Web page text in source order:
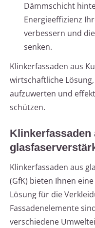
Dämmschicht
Energieeffizienz
verbessern und
senken.
Klinkerfassaden aus
wirtschaftliche
aufzuwerten und
schützen.
Klinkerfassaden
Klinkerfassaden aus
(GfK) bieten Ihnen
Lösung für die
Fassadenelemente
verschiedene